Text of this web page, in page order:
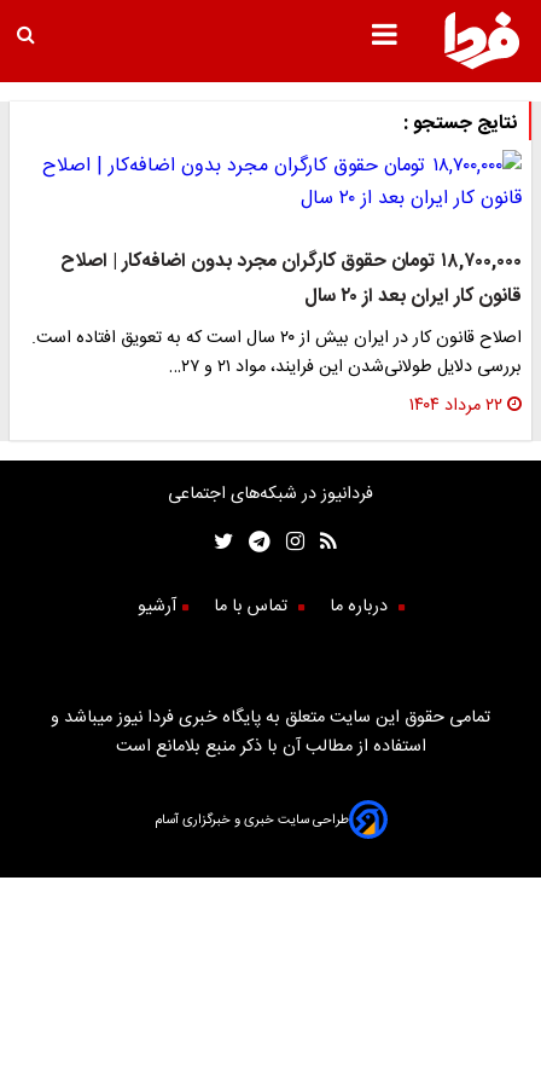
نتایج جستجو :
۱۸,۷۰۰,۰۰۰ تومان حقوق کارگران مجرد بدون اضافه‌کار | اصلاح
قانون کار ایران بعد از ۲۰ سال
اصلاح قانون کار در ایران بیش از ۲۰ سال است که به تعویق افتاده است.
بررسی دلایل طولانی‌شدن این فرایند، مواد ۲۱ و ۲۷…
۲۲ مرداد ۱۴۰۴
فردانیوز در شبکه‌های اجتماعی
درباره ما تماس با ما آرشیو
تمامی حقوق این سایت متعلق به پایگاه خبری فردا نیوز میباشد و
استفاده از مطالب آن با ذکر منبع بلامانع است
طراحی سایت خبری و خبرگزاری آسام